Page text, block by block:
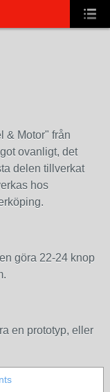
& Motor" från
ovanligt, det
delen tillverkat
hos
göra 22-24 knop
en prototyp, eller